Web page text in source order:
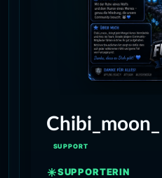
Chibi_moon_
SUPPORT
SUPPORTERIN